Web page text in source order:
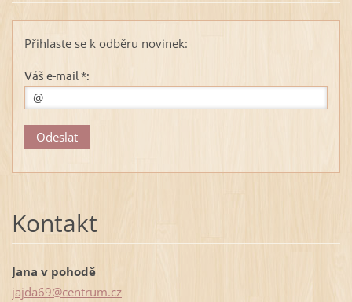
Přihlaste se k odběru novinek:
Váš e-mail *:
Kontakt
Jana v pohodě
jajda69@centrum.cz